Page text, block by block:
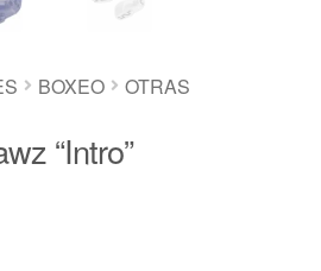
BOXEO
OTRAS
“Intro”